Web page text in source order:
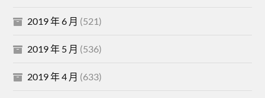
2019 年 6 月 (521)
2019 年 5 月 (536)
2019 年 4 月 (633)